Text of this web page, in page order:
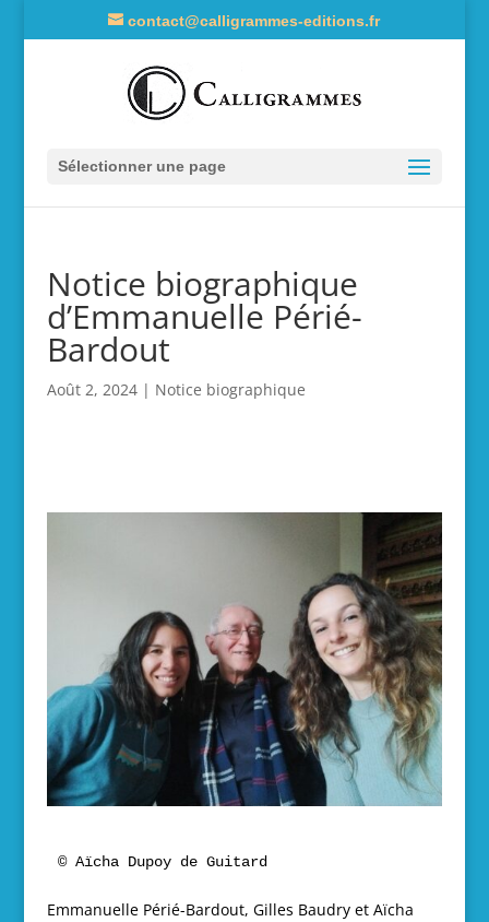
contact@calligrammes-editions.fr
Sélectionner une page
Notice biographique
d’Emmanuelle Périé-
Bardout
Août 2, 2024| Notice biographique
© Aïcha Dupoy de Guitard
Emmanuelle Périé-Bardout, Gilles Baudry et Aïcha